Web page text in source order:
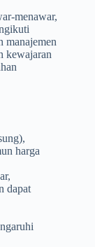
menawar,
manajemen
kewajaran
harga
dapat